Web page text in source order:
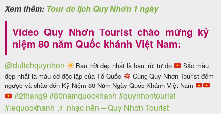
Xem thêm: Tour du lịch Quy Nhơn 1 ngày
Video Quy Nhơn Tourist chào mừng kỷ
niệm 80 năm Quốc khánh Việt Nam:
@dulichquynhon Bầu trời đẹp nhất là bầu trời tự do
Sắc màu
đẹp nhất là màu cờ độc lập của Tổ Quốc
Cùng Quy Nhơn Tourist đếm
ngược và chào đón Kỷ Niệm 80 Năm Ngày Quốc Khánh Việt Nam
#2thang9 #80namquockhanh #quynhontourist
#lequockhanh ♬ nhạc nền – Quy Nhơn Tourist